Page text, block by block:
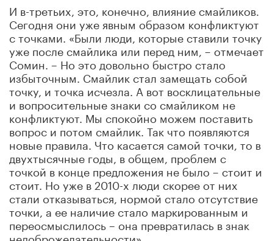
И в-третьих, это, конечно, влияние смайликов.
Сегодня они уже явным образом конфликтуют
с точками. «Были люди, которые ставили точку
уже после смайлика или перед ним, – отмечает
Сомин. – Но это довольно быстро стало
избыточным. Смайлик стал замещать собой
точку, и точка исчезла. А вот восклицательные
и вопросительные знаки со смайликом не
конфликтуют. Мы спокойно можем поставить
вопрос и потом смайлик. Так что появляются
новые правила. Что касается самой точки, то в
двухтысячные годы, в общем, проблем с
точкой в конце предложения не было – стоит и
стоит. Но уже в 2010-х люди скорее от них
стали отказываться, нормой стало отсутствие
точки, а ее наличие стало маркированным и
переосмыслилось – она превратилась в знак
недоброжелательности».